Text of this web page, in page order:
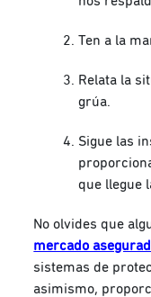
Ten a la
Relata la
grúa.
Sigue las
que llegue
No olvides que
mercado
sistemas de
asimismo,